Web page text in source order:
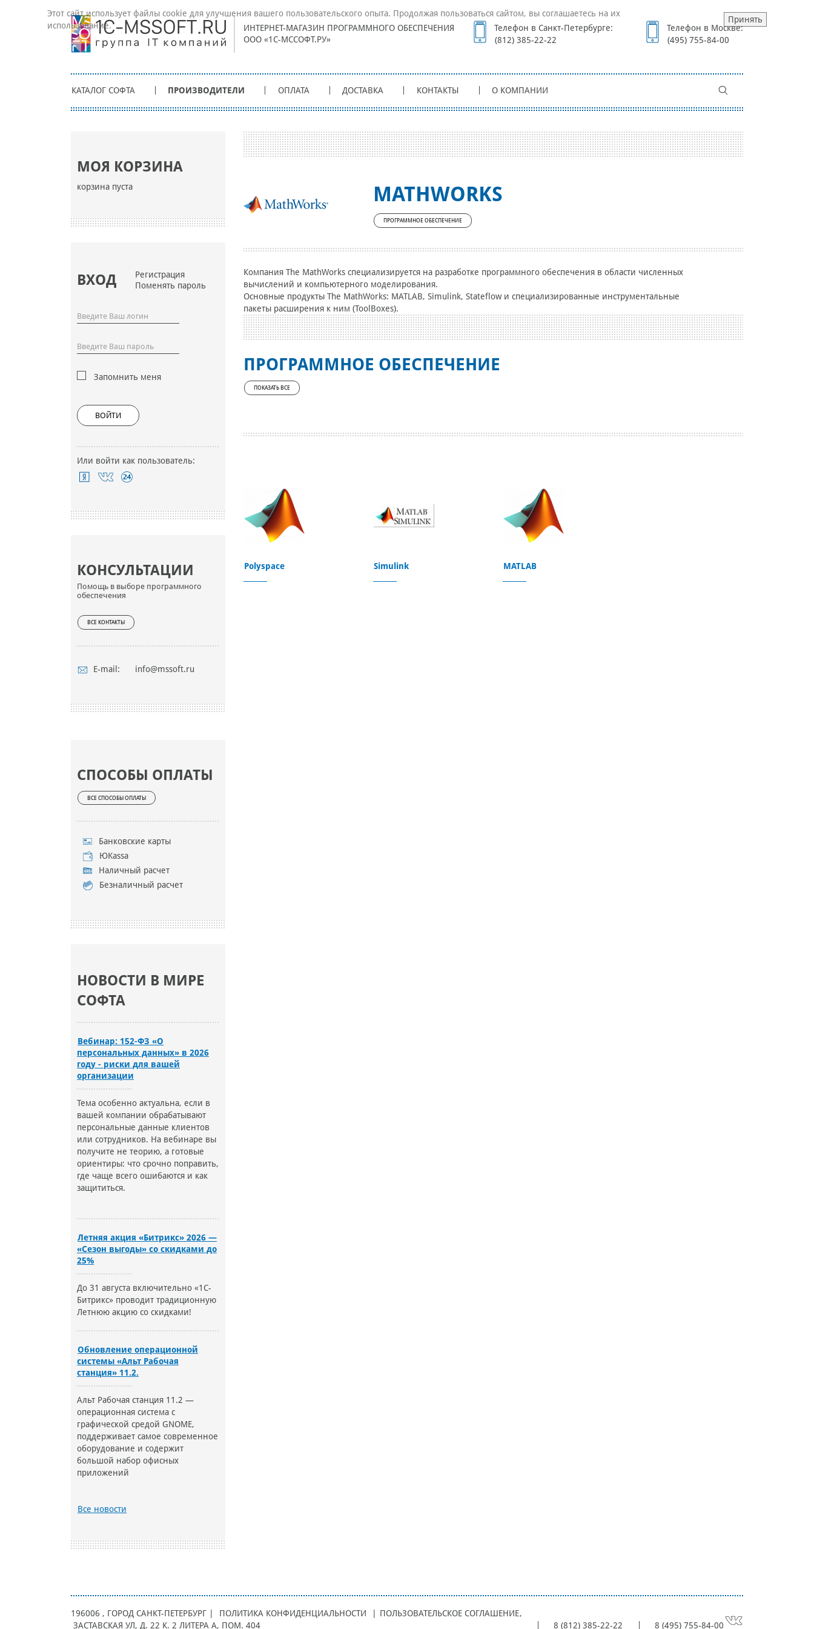
ИНТЕРНЕТ-МАГАЗИН ПРОГРАММНОГО ОБЕСПЕЧЕНИЯ
ООО «1С-МССОФТ.РУ»
Телефон в Санкт-Петербурге:
(812) 385-22-22
Телефон в Москве:
(495) 755-84-00
КАТАЛОГ СОФТА ПРОИЗВОДИТЕЛИ ОПЛАТА ДОСТАВКА КОНТАКТЫ О КОМПАНИИ
МОЯ КОРЗИНА
корзина пуста
ВХОД
Регистрация
Поменять пароль
Запомнить меня
ВОЙТИ
Или войти как пользователь:
КОНСУЛЬТАЦИИ
Помощь в выборе программного
обеспечения
ВСЕ КОНТАКТЫ
E-mail: info@mssoft.ru
СПОСОБЫ ОПЛАТЫ
ВСЕ СПОСОБЫ ОПЛАТЫ
Банковские карты
ЮKassa
Наличный расчет
Безналичный расчет
НОВОСТИ В МИРЕ
СОФТА
Вебинар: 152-ФЗ «О
персональных данных» в 2026
году - риски для вашей
организации
Тема особенно актуальна, если в
вашей компании обрабатывают
персональные данные клиентов
или сотрудников. На вебинаре вы
получите не теорию, а готовые
ориентиры: что срочно поправить,
где чаще всего ошибаются и как
защититься.
Летняя акция «Битрикс» 2026 —
«Сезон выгоды» со скидками до
25%
До 31 августа включительно «1С-
Битрикс» проводит традиционную
Летнюю акцию со скидками!
Обновление операционной
системы «Альт Рабочая
станция» 11.2.
Альт Рабочая станция 11.2 —
операционная система с
графической средой GNOME,
поддерживает самое современное
оборудование и содержит
большой набор офисных
приложений
Все новости
MATHWORKS
ПРОГРАММНОЕ ОБЕСПЕЧЕНИЕ
Компания The MathWorks специализируется на разработке программного обеспечения в области численных
вычислений и компьютерного моделирования.
Основные продукты The MathWorks: MATLAB, Simulink, Stateflow и специализированные инструментальные
пакеты расширения к ним (ToolBoxes).
ПРОГРАММНОЕ ОБЕСПЕЧЕНИЕ
ПОКАЗАТЬ ВСЕ
Polyspace Simulink MATLAB
196006 , ГОРОД САНКТ-ПЕТЕРБУРГ | ПОЛИТИКА КОНФИДЕНЦИАЛЬНОСТИ ПОЛЬЗОВАТЕЛЬСКОЕ СОГЛАШЕНИЕ,
ЗАСТАВСКАЯ УЛ, Д. 22 К. 2 ЛИТЕРА А, ПОМ. 404
8 (812) 385-22-22 8 (495) 755-84-00
Этот сайт использует файлы cookie для улучшения вашего пользовательского опыта. Продолжая пользоваться сайтом, вы соглашаетесь на их
использование.
Принять